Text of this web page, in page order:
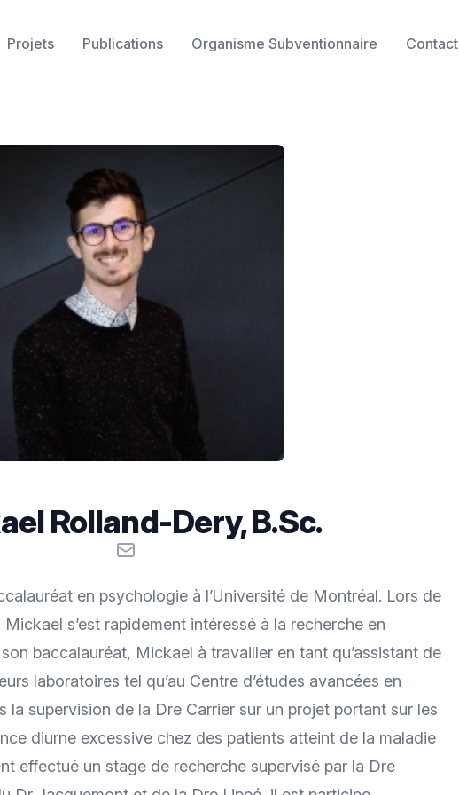
Projets Publications Organisme Subventionnaire Contact
Rolland-Dery, B.Sc.
Email
en psychologie à l’Université de Montréal. Lors de
s’est rapidement intéressé à la recherche en
baccalauréat, Mickael à travailler en tant qu’assistant de
laboratoires tel qu’au Centre d’études avancées en
la supervision de la Dre Carrier sur un projet portant sur les
diurne excessive chez des patients atteint de la maladie
effectué un stage de recherche supervisé par la Dre